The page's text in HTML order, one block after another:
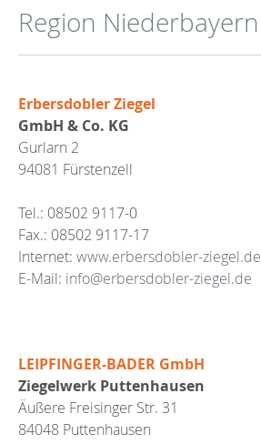
Region Niederbayern
Erbersdobler Ziegel
GmbH & Co. KG
Gurlarn 2
94081 Fürstenzell
Tel.: 08502 9117-0
Fax.: 08502 9117-17
Internet: www.erbersdobler-ziegel.de
E-Mail: info@erbersdobler-ziegel.de
LEIPFINGER-BADER GmbH
Ziegelwerk Puttenhausen
Äußere Freisinger Str. 31
84048 Puttenhausen